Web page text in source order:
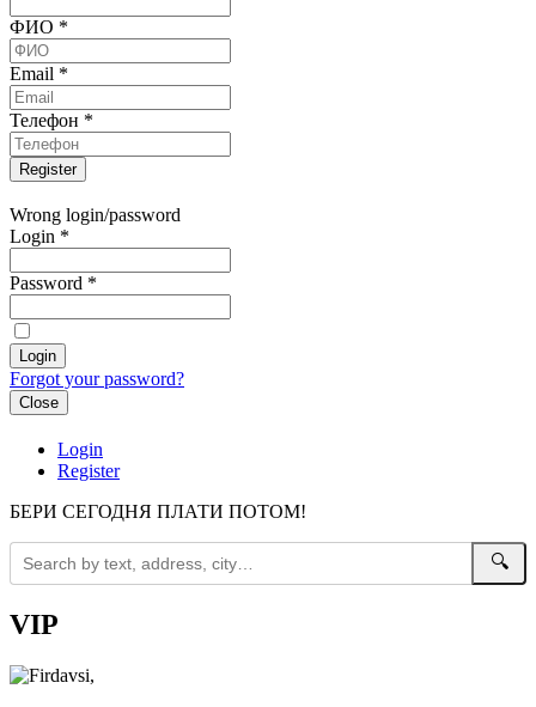
ФИО *
Email *
Телефон *
Wrong login/password
Login *
Password *
Forgot your password?
Close
Login
Register
БЕРИ СЕГОДНЯ ПЛАТИ ПОТОМ!
🔍
VIP